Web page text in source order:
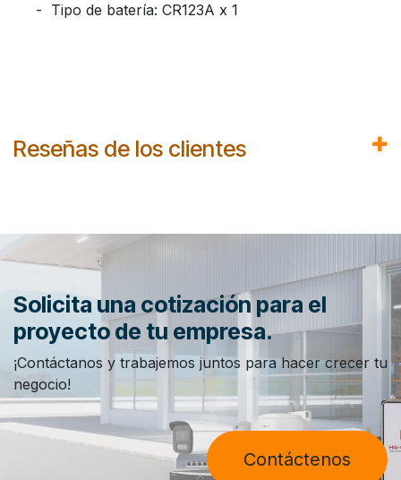
​- Tipo de batería: CR123A x 1
Reseñas de los clientes
Solicita una cotización para el
proyecto de tu empresa.
¡Contáctanos y trabajemos juntos para hacer crecer tu
negocio!
Contáctenos